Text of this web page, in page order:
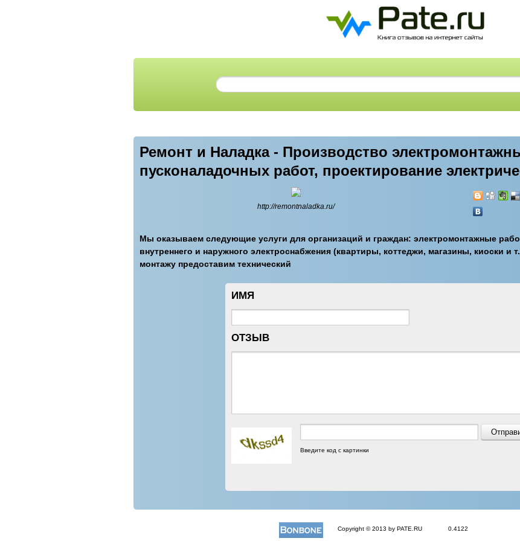
Ремонт и Наладка - Производство
пусконаладочных работ, проектирование
http://remontnaladka.ru/
Мы оказываем следующие услуги для организаций и граждан: электромонтажные
внутреннего и наружного электроснабжения (квартиры, коттеджи, магазины, киоски и
монтажу предоставим технический
ИМЯ
ОТЗЫВ
Введите код с картинки
Copyright © 2013 by PATE.RU 0.4122